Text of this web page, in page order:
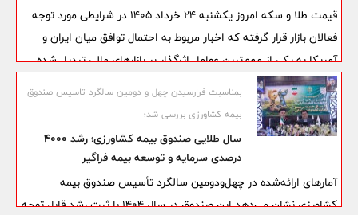
قیمت طلا و سکه امروز یکشنبه ۲۴ خرداد ۱۴۰۵ در شرایطی مورد توجه
فعالان بازار قرار گرفته که اخبار مربوط به احتمال توافق میان ایران و
آمریکا به یکی از مهم‌ترین عوامل اثرگذار بر بازارهای مالی تبدیل شده
است. معامله‌گران معتقدند هرگونه پیشرفت در مذاکرات می‌تواند بر
نرخ ارز، قیمت طلا و سکه و همچنین روند معاملات در بازارهای داخلی
تاثیر مستقیم بگذارد.
بمناسبت فرارسیدن چهل و دومین سالگرد تاسیس صندوق
بیمه کشاورزی بررسی شد؛
سال طلایی صندوق بیمه کشاورزی؛ رشد ۴۰۰۰
درصدی سرمایه و توسعه بیمه فراگیر
آمارهای ارائه‌شده در چهل‌ودومین سالگرد تأسیس صندوق بیمه
کشاورزی نشان می‌دهد این صندوق در سال ۱۴۰۴ با ثبت رشد قابل توجه